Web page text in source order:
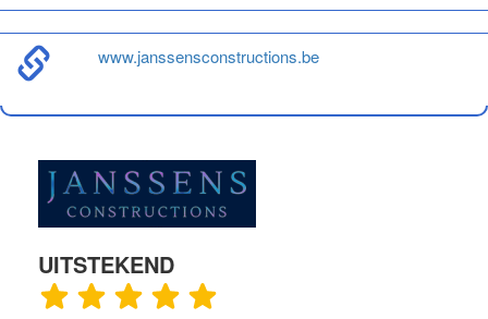
www.janssensconstructions.be
UITSTEKEND